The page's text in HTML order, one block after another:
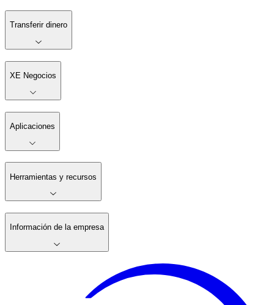
Transferir dinero
XE Negocios
Aplicaciones
Herramientas y recursos
Información de la empresa